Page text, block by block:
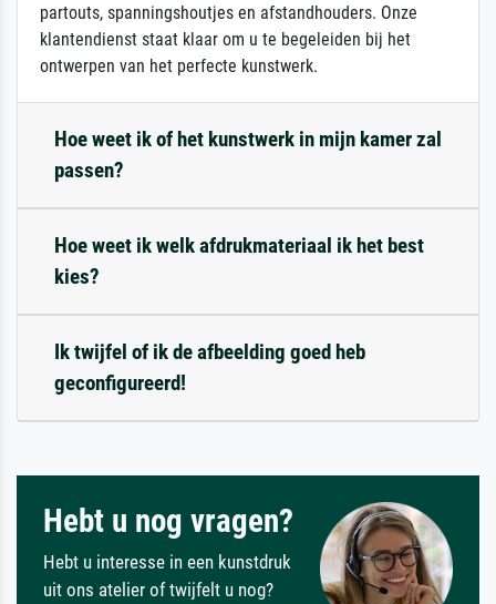
partouts, spanningshoutjes en afstandhouders. Onze
klantendienst staat klaar om u te begeleiden bij het
ontwerpen van het perfecte kunstwerk.
Hoe weet ik of het kunstwerk in mijn kamer zal
passen?
Hoe weet ik welk afdrukmateriaal ik het best
kies?
Ik twijfel of ik de afbeelding goed heb
geconfigureerd!
Hebt u nog vragen?
Hebt u interesse in een kunstdruk
uit ons atelier of twijfelt u nog?